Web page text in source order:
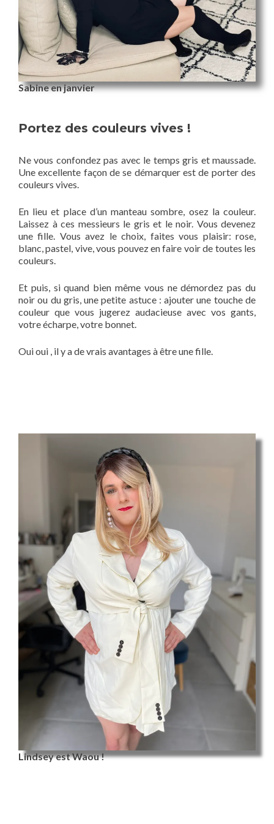
Sabine en janvier
Portez des couleurs vives !
Ne vous confondez pas avec le temps gris et maussade.
Une excellente façon de se démarquer est de porter des
couleurs vives.
En lieu et place d’un manteau sombre, osez la couleur.
Laissez à ces messieurs le gris et le noir. Vous devenez
une fille. Vous avez le choix, faites vous plaisir: rose,
blanc, pastel, vive, vous pouvez en faire voir de toutes les
couleurs.
Et puis, si quand bien même vous ne démordez pas du
noir ou du gris, une petite astuce : ajouter une touche de
couleur que vous jugerez audacieuse avec vos gants,
votre écharpe, votre bonnet.
Oui oui , il y a de vrais avantages à être une fille.
Lindsey est Waou !